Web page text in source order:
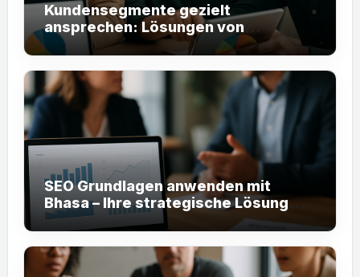
Kundensegmente gezielt
ansprechen: Lösungen von
bhasa.net
SEO Grundlagen anwenden mit
Bhasa – Ihre strategische Lösung
aus Deutschland